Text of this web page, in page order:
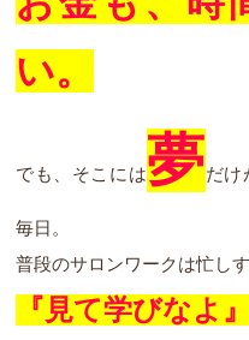
い。
でも、そこには夢だけ
毎日。
普段のサロンワークは忙し
『見て学びなよ』